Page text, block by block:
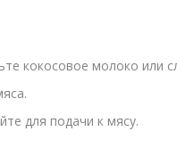
кокосовое молоко или
для подачи к мясу.